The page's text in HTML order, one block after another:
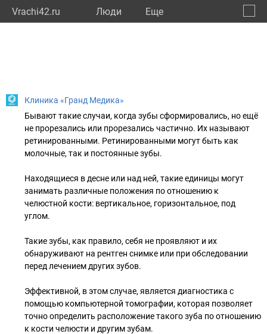
Vrachi42.ru Люди Eще
Клиника «Гранд Медика»
Бывают такие случаи, когда зубы сформировались, но ещё
не прорезались или прорезались частично. Их называют
ретинированными. Ретинированными могут быть как
молочные, так и постоянные зубы.
Находящиеся в десне или над ней, такие единицы могут
занимать различные положения по отношению к
челюстной кости: вертикальное, горизонтальное, под
углом.
Такие зубы, как правило, себя не проявляют и их
обнаруживают на рентген снимке или при обследовании
перед лечением других зубов.
Эффективной, в этом случае, является диагностика с
помощью компьютерной томографии, которая позволяет
точно определить расположение такого зуба по отношению
к кости челюсти и другим зубам.